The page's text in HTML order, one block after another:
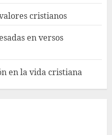
cristianos
en versos
en la vida cristiana